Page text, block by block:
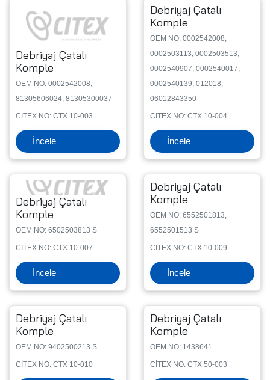
Debriyaj Çatalı
Komple
OEM NO: 0002542008,
81305606024, 81305300037
CİTEX NO: CTX 10-003
İncele
Debriyaj Çatalı
Komple
OEM NO: 0002542008,
0002503113, 0002503513,
0002540907, 0002540017,
0002540139, 012018,
06012843350
CİTEX NO: CTX 10-004
İncele
Debriyaj Çatalı
Komple
OEM NO: 6502503813 S
CİTEX NO: CTX 10-007
İncele
Debriyaj Çatalı
Komple
OEM NO: 6552501813,
6552501513 S
CİTEX NO: CTX 10-009
İncele
Debriyaj Çatalı
Komple
OEM NO: 9402500213 S
CİTEX NO: CTX 10-010
Debriyaj Çatalı
Komple
OEM NO: 1438641
CİTEX NO: CTX 50-003